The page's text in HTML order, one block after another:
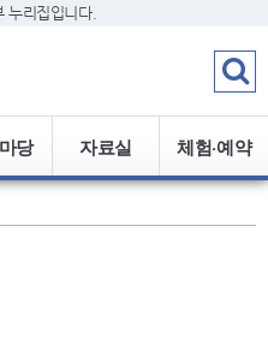
누리집입니다.
체험·예약
자료실
당